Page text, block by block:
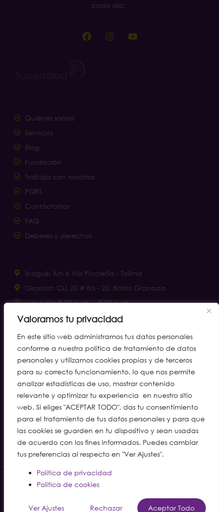
Valoramos tu privacidad
En este sitio web administramos tus datos personales
conforme a nuestra política de tratamiento de datos
personales y utilizamos cookies propias y de terceros
para su correcto funcionamiento, lo que nos permite
analizar estadísticas de uso, mostrar contenido
relevante y optimizar tu experiencia en nuestro sitio
web. Si eliges "ACEPTAR TODO", das tu consentimiento
para el tratamiento de tus datos personales y para que
las cookies se guarden en tu dispositivo y sean usadas
de acuerdo con los fines informados. Puedes cambiar
tus preferencias al respecto en "Ver Ajustes".
Política de privacidad
Política de cookies
Ver Ajustes Rechazar Aceptar Todo
cada día.
Quiénes somos
Servicios
Blog
Fundación
Trabaja con nosotros
PQRS
Contáctanos
FAQ
Deberes y derechos
Ibagué: Km 6 Vía Picaleña - Tolima
Girardot: CLL 20 # 8a - 20, Barrio Granada
Lun a Vie 8:00 a. m. – 5:00 p. m.
Sábados 8:00 a. m. – 12:00 m.
Ibagué: (608) 277 2055 · cel. 310 315 7005
Girardot: (601) 888 4011
WhatsApp Call Center: 310 216 8323
Ruta Preferencial: (608) 277 2002 · WA 310 245 1735
Política de Tratamiento de Datos
Copyright © 2021Clinaltec, All rights reserved. Powered by www.clinaltec.com